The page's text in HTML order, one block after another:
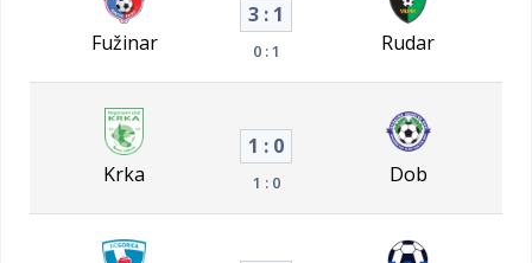
Fužinar
3 : 1
0 : 1 Rudar
Krka
1 : 0
1 : 0 Dob